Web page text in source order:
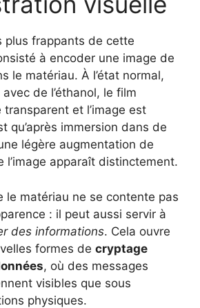
plus frappants de cette
à encoder une image de
le matériau. À l’état normal,
de l’éthanol, le film
transparent et l’image est
qu’après immersion dans de
légère augmentation de
l’image apparaît distinctement.
le matériau ne se contente pas
: il peut aussi servir à
des informations. Cela ouvre
formes de cryptage
, où des messages
visibles que sous
physiques.